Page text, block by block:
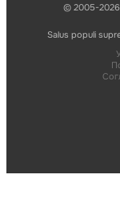
© 2005-2026
Salus populi